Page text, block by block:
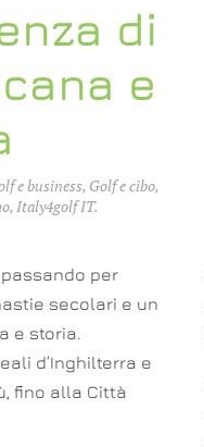
di
e
e business, Golf e cibo,
,Italy4golf IT.
per
secolari e un
e storia.
d’Inghilterra e
fino alla Città